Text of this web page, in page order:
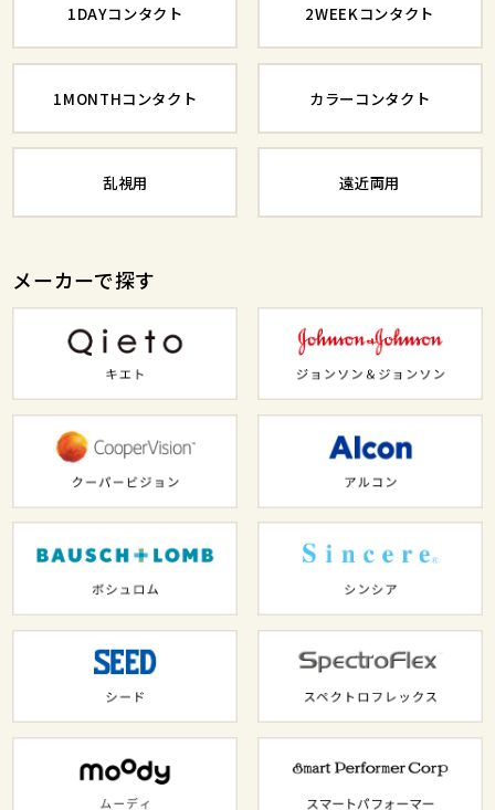
1DAYコンタクト 2WEEKコンタクト
1MONTHコンタクト カラーコンタクト
乱視用 遠近両用
メーカーで探す